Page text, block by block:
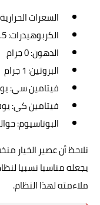
السعرات الحرارية: حوالي
الكربوهيدرات: 3.5 جرام (منها 0.5 جرام ألياف)
الدهون: 0 جرام
البروتين: 1 جرام
فيتامين سي: يوفر حوالي 14%
فيتامين كي: يوفر حوالي 19%
البوتاسيوم: حوالي 200
نلاحظ أن عصير الخيار
يجعله مناسبا نسبيا
ملاءمته لهذا النظام.